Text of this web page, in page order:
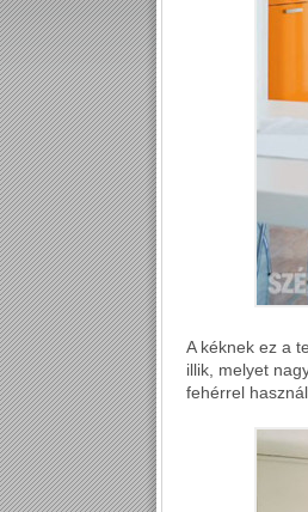
A kéknek ez a
illik, melyet
fehérrel